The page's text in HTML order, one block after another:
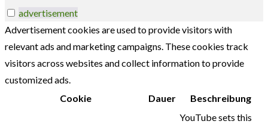
advertisement
Advertisement cookies are used to provide visitors with
relevant ads and marketing campaigns. These cookies track
visitors across websites and collect information to provide
customized ads.
Cookie
Dauer Beschreibung
YouTube sets this